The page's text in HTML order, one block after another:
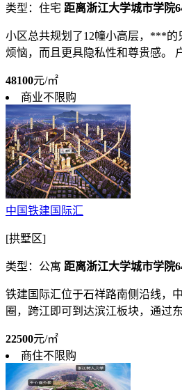
类型：住宅 距离浙江大学城市学院
小区总共规划了12幢小高层，***的
烦恼，而且更具隐私性和尊贵感。
48100元/㎡
商业不限购
中国铁建国际汇
[拱墅区]
类型：公寓 距离浙江大学城市学院
铁建国际汇位于石祥路南侧沿线，
圈，跨江即可到达滨江板块，通过
22500元/㎡
商住不限购